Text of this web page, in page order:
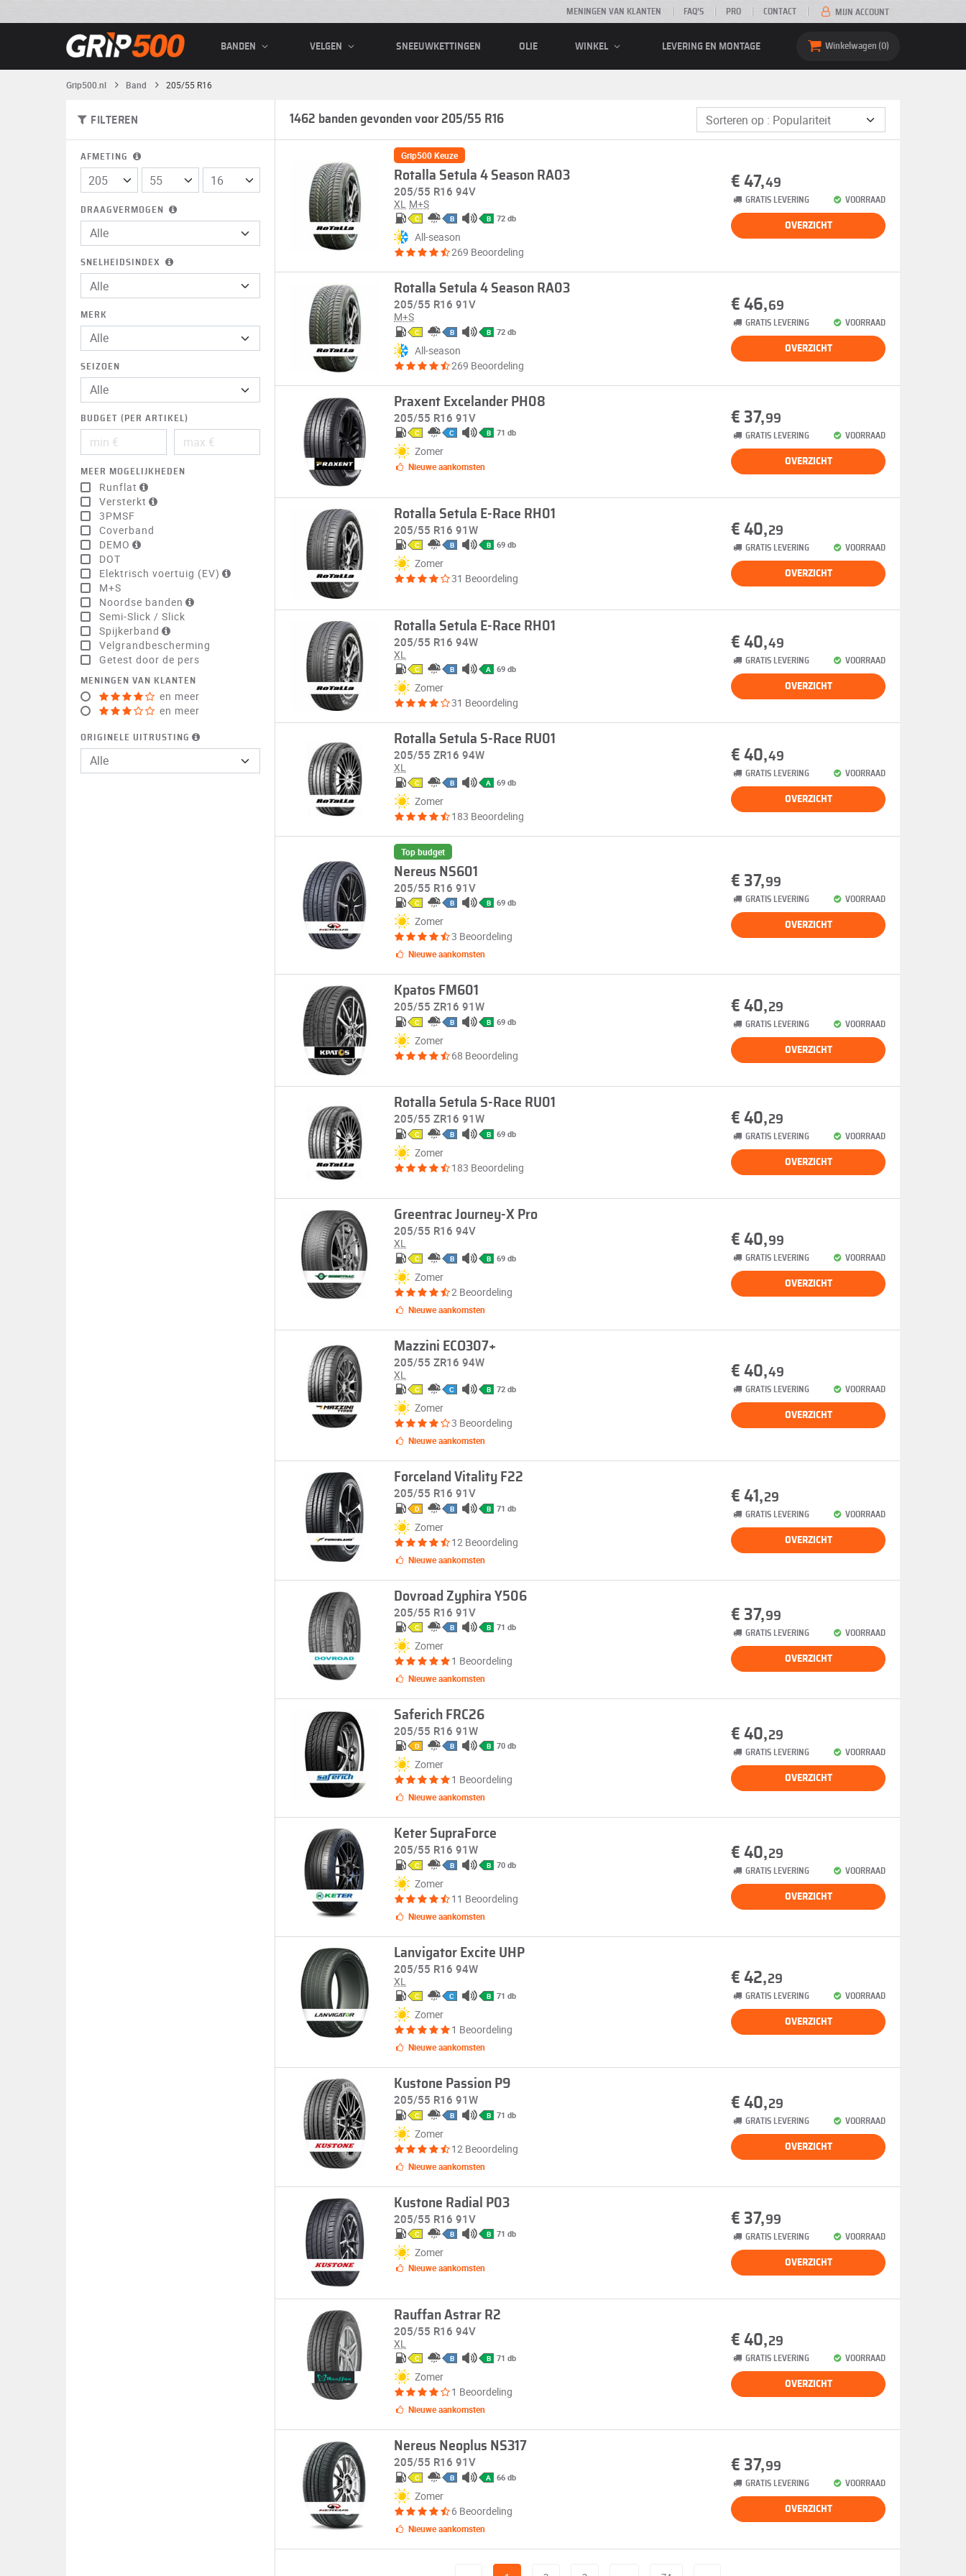
MENINGEN VAN KLANTEN FAQ’S PRO CONTACT MIJN ACCOUNT
BANDEN VELGEN SNEEUWKETTINGEN OLIE WINKEL LEVERING EN MONTAGE Winkelwagen 0
Grip500.nl Band 205/55 R16
FILTEREN
AFMETING
DRAAGVERMOGEN
SNELHEIDSINDEX
MERK
Alle
SEIZOEN
BUDGET (PER ARTIKEL)
MEER MOGELIJKHEDEN
Runflat
Versterkt
3PMSF
Coverband
DEMO
DOT
Elektrisch voertuig (EV)
M+S
Noordse banden
Semi-Slick / Slick
Spijkerband
Velgrandbescherming
Getest door de pers
MENINGEN VAN KLANTEN
en meer
en meer
ORIGINELE UITRUSTING
Alle
1462 banden gevonden voor 205/55 R16
Grip500 Keuze
Rotalla Setula 4 Season RA03
205/55 R16 94V
XL M+S
C B B 72 db
All-season
269 Beoordeling
€ 47,49
GRATIS LEVERING VOORRAAD
OVERZICHT
Rotalla Setula 4 Season RA03
205/55 R16 91V
M+S
C B B 72 db
All-season
269 Beoordeling
€ 46,69
GRATIS LEVERING VOORRAAD
OVERZICHT
Praxent Excelander PH08
205/55 R16 91V
C C B 71 db
Zomer
Nieuwe aankomsten
€ 37,99
GRATIS LEVERING VOORRAAD
OVERZICHT
Rotalla Setula E-Race RH01
205/55 R16 91W
C B B 69 db
Zomer
31 Beoordeling
€ 40,29
GRATIS LEVERING VOORRAAD
OVERZICHT
Rotalla Setula E-Race RH01
205/55 R16 94W
XL
C B A 69 db
Zomer
31 Beoordeling
€ 40,49
GRATIS LEVERING VOORRAAD
OVERZICHT
Rotalla Setula S-Race RU01
205/55 ZR16 94W
XL
C B A 69 db
Zomer
183 Beoordeling
€ 40,49
GRATIS LEVERING VOORRAAD
OVERZICHT
Top budget
Nereus NS601
205/55 R16 91V
C B B 69 db
Zomer
3 Beoordeling
Nieuwe aankomsten
€ 37,99
GRATIS LEVERING VOORRAAD
OVERZICHT
Kpatos FM601
205/55 ZR16 91W
C B B 69 db
Zomer
68 Beoordeling
€ 40,29
GRATIS LEVERING VOORRAAD
OVERZICHT
Rotalla Setula S-Race RU01
205/55 ZR16 91W
C B B 69 db
Zomer
183 Beoordeling
€ 40,29
GRATIS LEVERING VOORRAAD
OVERZICHT
Greentrac Journey-X Pro
205/55 R16 94V
XL
C B B 69 db
Zomer
2 Beoordeling
Nieuwe aankomsten
€ 40,99
GRATIS LEVERING VOORRAAD
OVERZICHT
Mazzini ECO307+
205/55 ZR16 94W
XL
C C B 72 db
Zomer
3 Beoordeling
Nieuwe aankomsten
€ 40,49
GRATIS LEVERING VOORRAAD
OVERZICHT
Forceland Vitality F22
205/55 R16 91V
D B B 71 db
Zomer
12 Beoordeling
Nieuwe aankomsten
€ 41,29
GRATIS LEVERING VOORRAAD
OVERZICHT
Dovroad Zyphira Y506
205/55 R16 91V
C B B 71 db
Zomer
1 Beoordeling
Nieuwe aankomsten
€ 37,99
GRATIS LEVERING VOORRAAD
OVERZICHT
Saferich FRC26
205/55 R16 91W
D B B 70 db
Zomer
1 Beoordeling
Nieuwe aankomsten
€ 40,29
GRATIS LEVERING VOORRAAD
OVERZICHT
Keter SupraForce
205/55 R16 91W
C B B 70 db
Zomer
11 Beoordeling
Nieuwe aankomsten
€ 40,29
GRATIS LEVERING VOORRAAD
OVERZICHT
Lanvigator Excite UHP
205/55 R16 94W
XL
C C B 71 db
Zomer
1 Beoordeling
Nieuwe aankomsten
€ 42,29
GRATIS LEVERING VOORRAAD
OVERZICHT
Kustone Passion P9
205/55 R16 91W
C B B 71 db
Zomer
12 Beoordeling
Nieuwe aankomsten
€ 40,29
GRATIS LEVERING VOORRAAD
OVERZICHT
Kustone Radial P03
205/55 R16 91V
C B B 71 db
Zomer
Nieuwe aankomsten
€ 37,99
GRATIS LEVERING VOORRAAD
OVERZICHT
Rauffan Astrar R2
205/55 R16 94V
XL
C B B 71 db
Zomer
1 Beoordeling
Nieuwe aankomsten
€ 40,29
GRATIS LEVERING VOORRAAD
OVERZICHT
Nereus Neoplus NS317
205/55 R16 91V
C B A 66 db
Zomer
6 Beoordeling
Nieuwe aankomsten
€ 37,99
GRATIS LEVERING VOORRAAD
OVERZICHT